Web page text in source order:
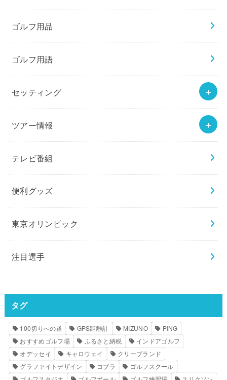
ゴルフ用品
ゴルフ用語
セッティング
ツアー情報
テレビ番組
便利グッズ
東京オリンピック
注目選手
タグ
100切りへの道 GPS距離計 MIZUNO
PING
おすすめゴルフ場
ふるさと納税
インドアゴルフ
オデッセイ
キャロウェイ
クリーブランド
グラファイトデザイン
コブラ
ゴルフスクール